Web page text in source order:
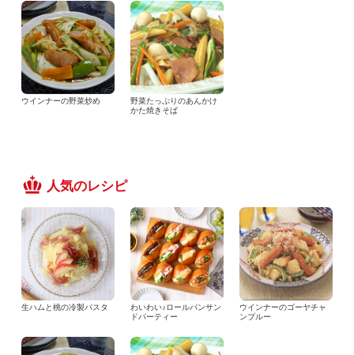
ウインナーの野菜炒め
野菜たっぷりのあんかけ
かた焼きそば
人気のレシピ
生ハムと桃の冷製パスタ
わいわい♪ロールパンサン
ドパーティー
ウインナーのゴーヤチャ
ンプルー